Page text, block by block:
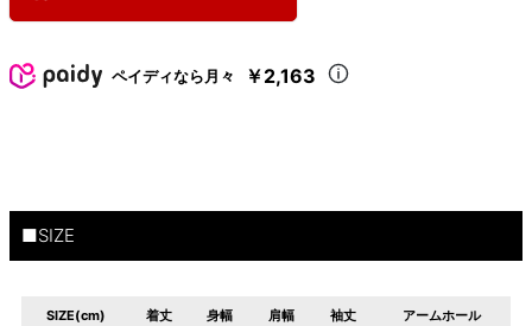
ペイディなら月々 ￥2,163
■SIZE
SIZE(cm) 着丈 身幅 肩幅 袖丈 アームホール